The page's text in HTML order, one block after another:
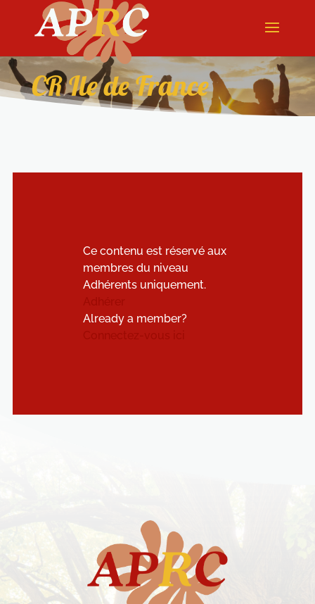
CR Ile de France
Ce contenu est réservé aux
membres du niveau
Adhérents uniquement.
Already a member?